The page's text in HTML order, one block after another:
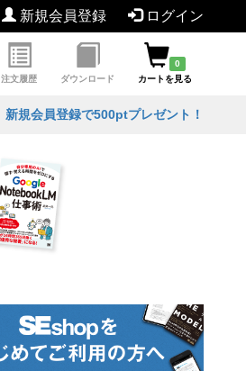
新規会員登録 ログイン
注文履歴 ダウンロード
0
カートを見る
新規会員登録で500ptプレゼント！